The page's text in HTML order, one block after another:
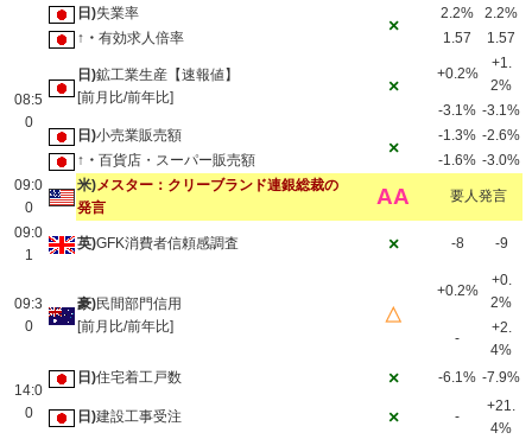
日)失業率
×
2.2%
2.2%
↑・ 有効求人倍率 1.57 1.57
08:5
0
日)鉱工業生産【速報値】
[前月比/前年比]
×
+0.2%
+1.
2%
-3.1% -3.1%
日)小売業販売額
×
-1.3% -2.6%
↑・ 百貨店・スーパー販売額 -1.6% -3.0%
09:0
0
米)メスター：クリーブランド連銀総裁の
発言
AA 要人発言
09:0
1
英)GFK消費者信頼感調査 × -8 -9
09:3
0
豪)民間部門信用
[前月比/前年比]
△
+0.2%
+0.
2%
-
+2.
4%
14:0
0
日)住宅着工戸数 × -6.1% -7.9%
日)建設工事受注 × -
+21.
4%